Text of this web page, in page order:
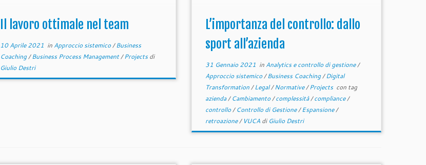
Il lavoro ottimale nel team
10 Aprile 2021 in Approccio sistemico/Business
Coaching/Business Process Management/Projectsdi
Giulio Destri
L’importanza del controllo: dallo
sport all’azienda
31 Gennaio 2021 in Analytics e controllo di gestione/
Approccio sistemico/Business Coaching/Digital
Transformation/Legal/Normative/Projects con tag
azienda/Cambiamento/complessità/compliance/
controllo/Controllo di Gestione/Espansione/
retroazione/ VUCA di Giulio Destri